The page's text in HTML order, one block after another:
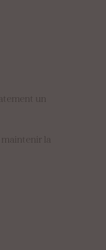
un
maintenir la